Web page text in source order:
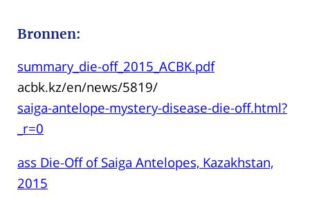
Bronnen:
summary_die-off_2015_ACBK.pdf
acbk.kz/en/news/5819/
saiga-antelope-mystery-disease-die-off.html?
_r=0
ass Die-Off of Saiga Antelopes, Kazakhstan,
2015